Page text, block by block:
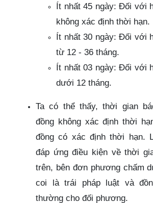
Ít nhất 45 ngày: Đối với
không xác định thời hạn.
Ít nhất 30 ngày: Đối với
từ 12 - 36 tháng.
Ít nhất 03 ngày: Đối với
dưới 12 tháng.
Ta có thể thấy, thời gian
đồng không xác định thời
đồng có xác định thời hạn.
đáp ứng điều kiện về thời
trên, bên đơn phương chấm
coi là trái pháp luật và
thường cho đối phương.